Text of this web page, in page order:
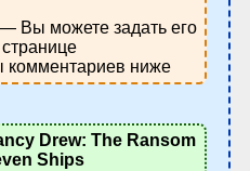
Вы можете задать его
ниже
Drew: The Ransom
Ships